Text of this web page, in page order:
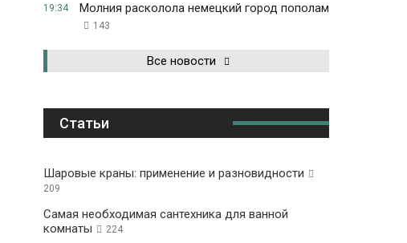
19:34 Молния расколола немецкий город пополам
143
Все новости
Статьи
Шаровые краны: применение и разновидности
209
Самая необходимая сантехника для ванной
комнаты
224